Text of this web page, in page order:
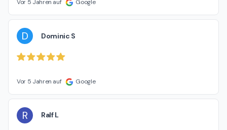
Vor 5 Jahren auf Google
D Dominic S
Vor 5 Jahren auf Google
R Ralf L